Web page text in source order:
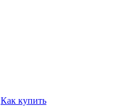
Как купить